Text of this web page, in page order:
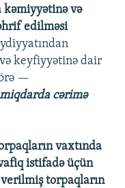
kəmiyyətinə və
edilməsi
keyfiyyətinə dair
—
cərimə
vaxtında
istifadə üçün
verilmiş torpaqların